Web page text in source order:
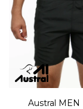
Austral MEN